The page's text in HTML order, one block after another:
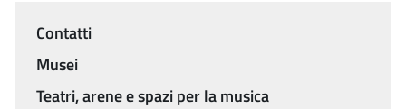
Menu
Contatti
Musei
Teatri, arene e spazi per la musica